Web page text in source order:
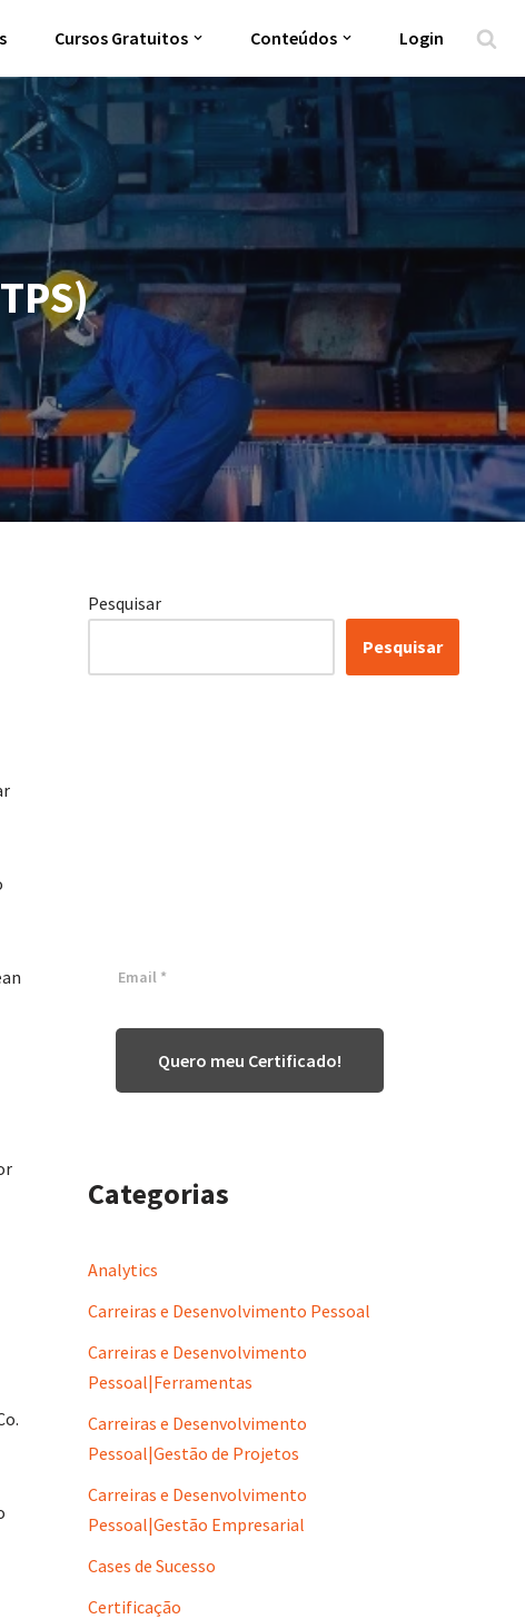
Cursos Gratuitos Conteúdos Login
Pesquisar
Pesquisar
Quero meu Certificado!
Categorias
Analytics
Carreiras e Desenvolvimento Pessoal
Carreiras e Desenvolvimento
Pessoal|Ferramentas
Carreiras e Desenvolvimento
Pessoal|Gestão de Projetos
Carreiras e Desenvolvimento
Pessoal|Gestão Empresarial
Cases de Sucesso
Certificação